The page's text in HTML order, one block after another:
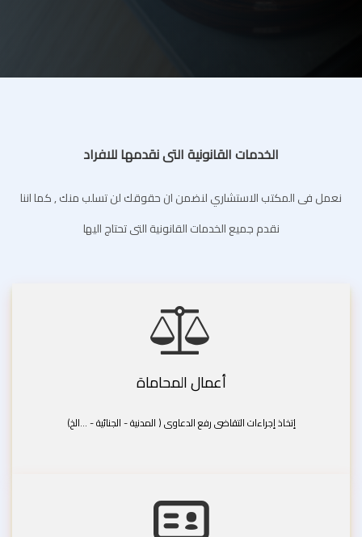
الخدمات القانونية التى نقدمها للافراد
نعمل فى المكتب الاستشاري لنضمن ان حقوقك لن تسلب منك , كما اننا
نقدم جميع الخدمات القانونية التى تحتاج اليها
أعمال المحاماة
إتخاذ إجراءات التقاضى رفع الدعاوى ( المدنية - الجنائية - ...الخ)